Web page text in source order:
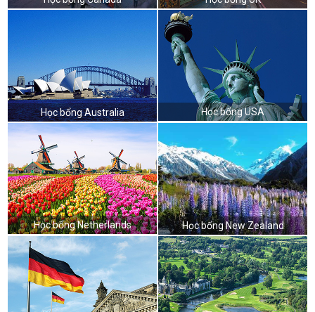
Học bổng Australia Học bổng USA
Học bổng Netherlands Học bổng New Zealand